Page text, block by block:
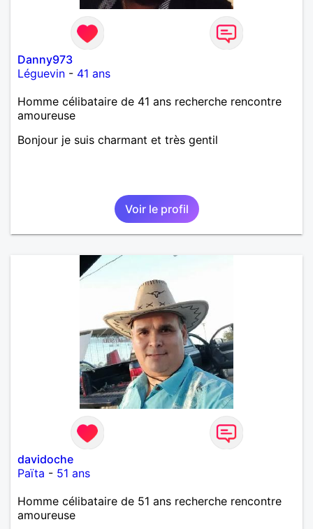
Danny973
Léguevin - 41 ans
Homme célibataire de 41 ans recherche rencontre
amoureuse
Bonjour je suis charmant et très gentil
Voir le profil
davidoche
Païta - 51 ans
Homme célibataire de 51 ans recherche rencontre
amoureuse